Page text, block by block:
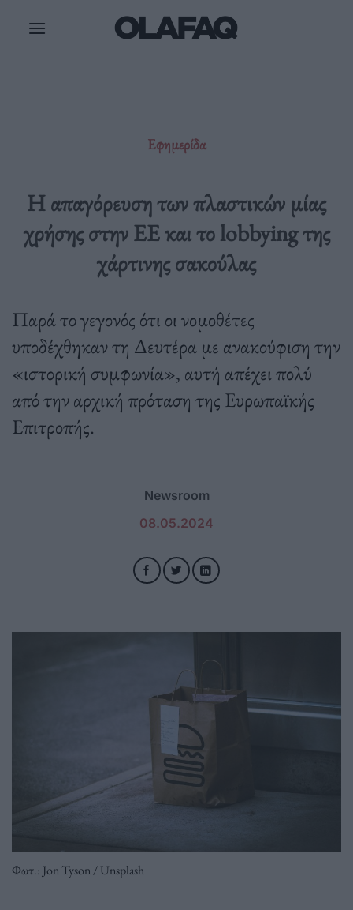
Εφημερίδα
Η απαγόρευση των πλαστικών μίας
χρήσης στην ΕΕ και το lobbying της
χάρτινης σακούλας
Παρά το γεγονός ότι οι νομοθέτες
υποδέχθηκαν τη Δευτέρα με ανακούφιση την
«ιστορική συμφωνία», αυτή απέχει πολύ
από την αρχική πρόταση της Ευρωπαϊκής
Επιτροπής.
Newsroom
08.05.2024
Φωτ.: Jon Tyson / Unsplash